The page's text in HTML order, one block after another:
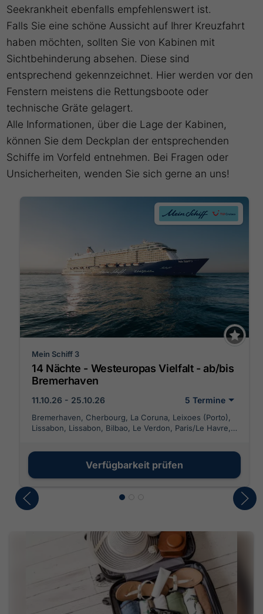
Seekrankheit ebenfalls empfehlenswert ist.
Falls Sie eine schöne Aussicht auf Ihrer Kreuzfahrt
haben möchten, sollten Sie von Kabinen mit
Sichtbehinderung absehen. Diese sind
entsprechend gekennzeichnet. Hier werden vor den
Fenstern meistens die Rettungsboote oder
technische Gräte gelagert.
Alle Informationen, über die Lage der Kabinen,
können Sie dem Deckplan der entsprechenden
Schiffe im Vorfeld entnehmen. Bei Fragen oder
Unsicherheiten, wenden Sie sich gerne an uns!
Mein Schiff 3
14 Nächte - Westeuropas Vielfalt - ab/bis
Bremerhaven
11.10.26 - 25.10.26 5 Termine
Bremerhaven, Cherbourg, La Coruna, Leixoes (Porto),
Lissabon, Lissabon, Bilbao, Le Verdon, Paris/Le Havre,
Verfügbarkeit prüfen